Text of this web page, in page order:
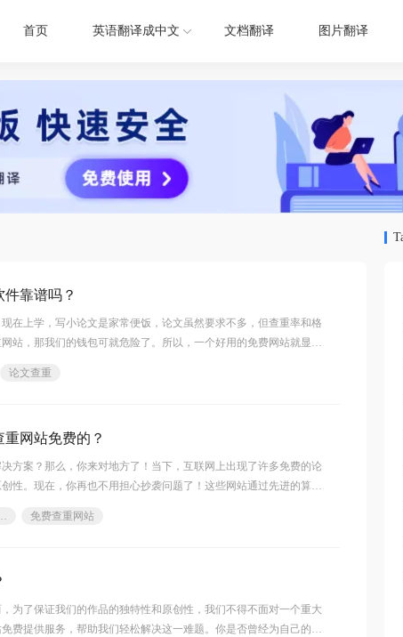
首页 英语翻译成中文 文档翻译 图片翻译
靠谱吗？
在上学，写小论文是家常便饭，论文虽然要求不多，但查重率和格
站，那我们的钱包可就危险了。所以，一个好用的免费网站就显得
重网站好用呢？下面跟着小编一起来看看吧。 工具一：福昕论文助手 这款论文查重助手支持手机和
论文查重
网站免费的？
方案？那么，你来对地方了！当下，互联网上出现了许多免费的论
性。现在，你再也不用担心抄袭问题了！这些网站通过先进的算法
下吧！论文查重网站免费福昕论文助手是福昕软件旗
查重网站 免费查重网站
为了保证我们的作品的独特性和原创性，我们不得不面对一个重大
提供服务，帮助我们轻松解决这一难题。你是否曾经为自己的作